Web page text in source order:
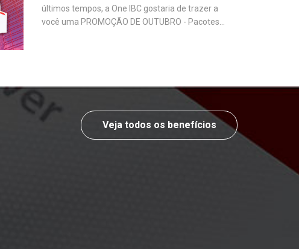
últimos tempos, a One IBC gostaria de trazer a
você uma PROMOÇÃO DE OUTUBRO - Pacotes
Veja todos os benefícios